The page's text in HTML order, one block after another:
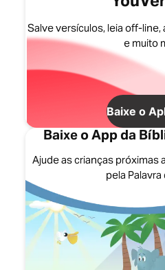
Salve versículos, leia off-
e muito
Baixe o
Baixe o App da
Ajude as crianças próximas
pela